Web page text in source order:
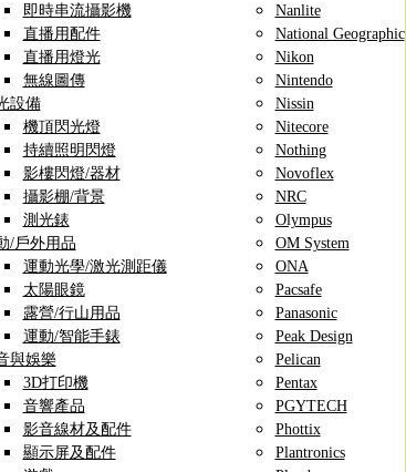
即時串流攝影機
直播用配件
直播用燈光
無線圖傳
設備
機頂閃光燈
持續照明閃燈
影樓閃燈/器材
攝影棚/背景
測光錶
/戶外用品
運動光學/激光測距儀
太陽眼鏡
露營/行山用品
運動/智能手錶
與娛樂
3D打印機
音響產品
影音線材及配件
顯示屏及配件
Nanlite
National Geographic
Nikon
Nintendo
Nissin
Nitecore
Nothing
Novoflex
NRC
Olympus
OM System
ONA
Pacsafe
Panasonic
Peak Design
Pelican
Pentax
PGYTECH
Phottix
Plantronics